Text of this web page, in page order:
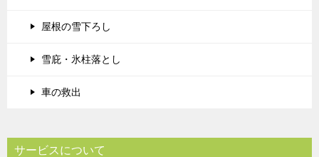
屋根の雪下ろし
雪庇・氷柱落とし
車の救出
サービスについて